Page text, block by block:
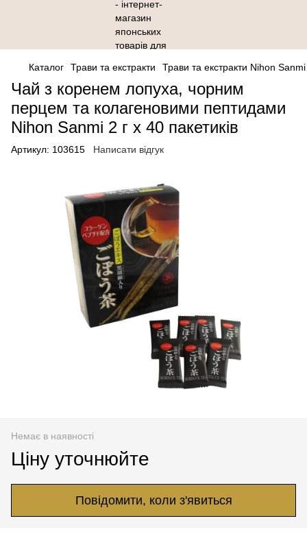
Каталог Трави та eкстракти Трави та eкстракти Nihon Sanmi
Чай з коренем лопуха, чорним
перцем та колагеновими пептидами
Nihon Sanmi 2 г х 40 пакетиків
Артикул: 103615 Написати відгук
Немає в наявності
Ціну уточнюйте
Повідомити, коли з'явиться